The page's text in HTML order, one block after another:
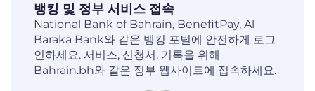
뱅킹 및 정부 서비스 접속
National Bank of Bahrain, BenefitPay, Al
Baraka Bank와 같은 뱅킹 포털에 안전하게 로그
인하세요. 서비스, 신청서, 기록을 위해
Bahrain.bh와 같은 정부 웹사이트에 접속하세요.